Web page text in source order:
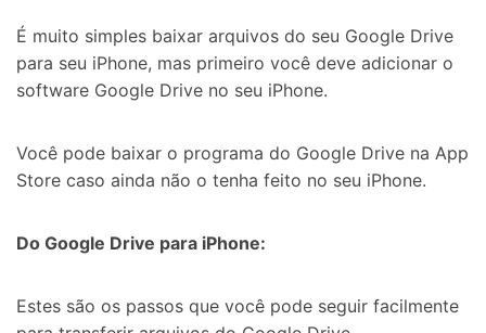
É muito simples baixar arquivos do seu Google Drive
para seu iPhone, mas primeiro você deve adicionar o
software Google Drive no seu iPhone.
Você pode baixar o programa do Google Drive na App
Store caso ainda não o tenha feito no seu iPhone.
Do Google Drive para iPhone:
Estes são os passos que você pode seguir facilmente